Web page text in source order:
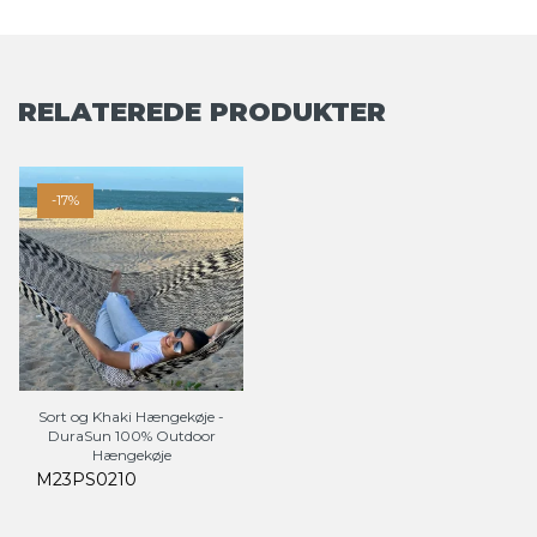
RELATEREDE PRODUKTER
-17%
Sort og Khaki Hængekøje -
DuraSun 100% Outdoor
Hængekøje
M23PS0210